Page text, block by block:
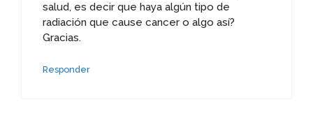
salud, es decir que haya algún tipo de
radiación que cause cancer o algo así?
Gracias.
Responder